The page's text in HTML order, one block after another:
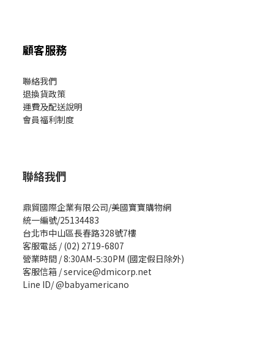
顧客服務
聯絡我們
退換貨政策
運費及配送說明
會員福利制度
聯絡我們
鼎貿國際企業有限公司/美國寶寶購物網
統一編號/25134483
台北市中山區長春路328號7樓
客服電話 / (02) 2719-6807
營業時間 / 8:30AM-5:30PM (國定假日除外)
客服信箱 / service@dmicorp.net
Line ID/ @babyamericano